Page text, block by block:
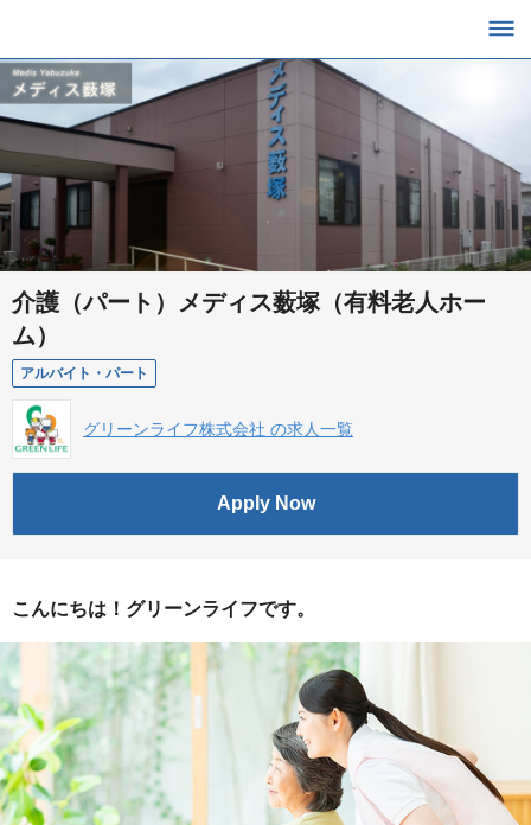
介護（パート）メディス薮塚（有料老人ホー
ム）
アルバイト・パート
グリーンライフ株式会社 の求人一覧
Apply Now
こんにちは！グリーンライフです。